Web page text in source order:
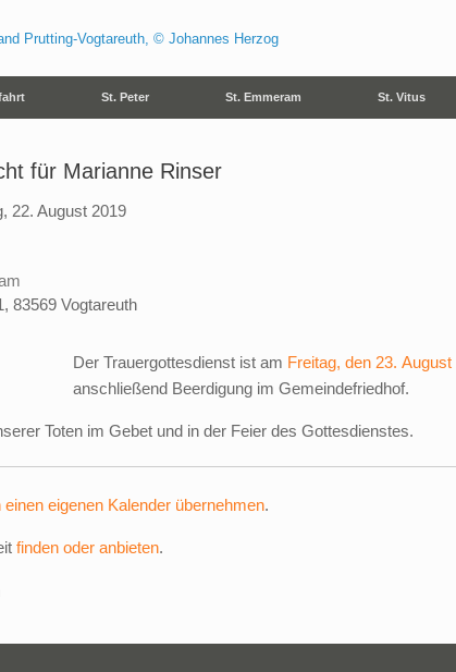
St. Peter St. Emmeram St. Vitus
für Marianne Rinser
22. August 2019
83569 Vogtareuth
Der Trauergottesdienst ist am Freitag, den 23.
anschließend Beerdigung im Gemeindefriedhof.
Toten im Gebet und in der Feier des Gottesdienstes.
einen eigenen Kalender übernehmen.
finden oder anbieten.